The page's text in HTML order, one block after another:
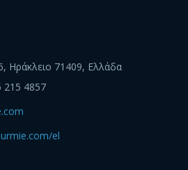
Ηράκλειο 71409, Ελλάδα
215 4857
el